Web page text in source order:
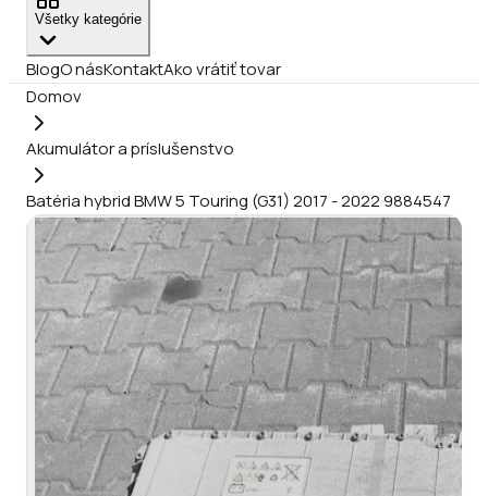
Všetky kategórie
BlogO násKontaktAko vrátiť tovar
Domov
Akumulátor a príslušenstvo
Batéria hybrid BMW 5 Touring (G31) 2017 - 2022 9884547